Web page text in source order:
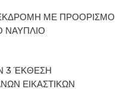
ΜΕ ΠΡΟΟΡΙΣΜΟ
ΝΑΥΠΛΙΟ
3 ΈΚΘΕΣΗ
ΕΙΚΑΣΤΙΚΩΝ